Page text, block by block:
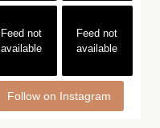
Feed not
available
Feed not
available
Follow on Instagram